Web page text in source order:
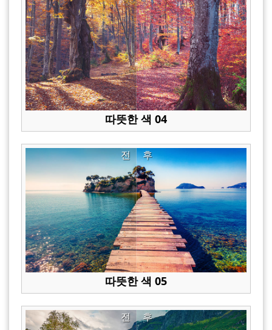
따뜻한 색 04
후
전
따뜻한 색 05
후
전